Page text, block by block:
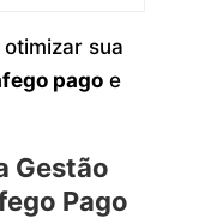
sua
pagoe
Gestão
Pago